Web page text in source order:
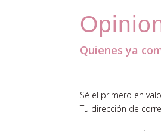
Quienes ya
Sé el primero en
Tu dirección de